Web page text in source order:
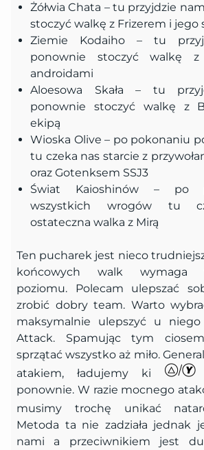
Żółwia Chata – tu przyjdzie
stoczyć walkę z Frizerem i jego
Ziemie Kodaiho – tu
ponownie stoczyć walkę
androidami
Aloesowa Skała – tu
ponownie stoczyć walkę z
ekipą
Wioska Olive – po pokonaniu
tu czeka nas starcie z
oraz Gotenksem SSJ3
Świat Kaioshinów – po
wszystkich wrogów tu
ostateczna walka z Mirą
Ten pucharek jest nieco
końcowych walk wymaga
poziomu. Polecam ulepszać
zrobić dobry team. Warto
maksymalnie ulepszyć u
Attack. Spamując tym
sprzątać wszystko aż miło.
atakiem, ładujemy ki
i
ponownie. W razie mocnego
musimy trochę unikać
Metoda ta nie zadziała jednak
nami a przeciwnikiem jest